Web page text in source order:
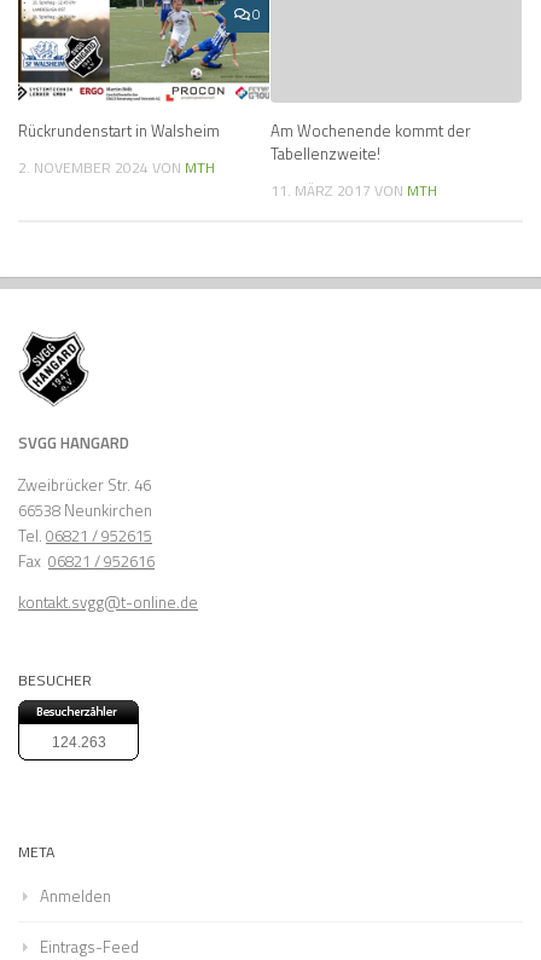
0
Rückrundenstart in Walsheim
2. NOVEMBER 2024 VON MTH
Am Wochenende kommt der
Tabellenzweite!
11. MÄRZ 2017 VON MTH
SVGG HANGARD
Zweibrücker Str. 46
66538 Neunkirchen
Tel. 06821 / 952615
Fax 06821 / 952616
kontakt.svgg@t-online.de
BESUCHER
124.263
META
Anmelden
Eintrags-Feed